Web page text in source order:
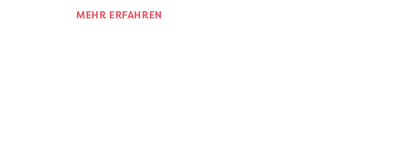
MEHR ERFAHREN